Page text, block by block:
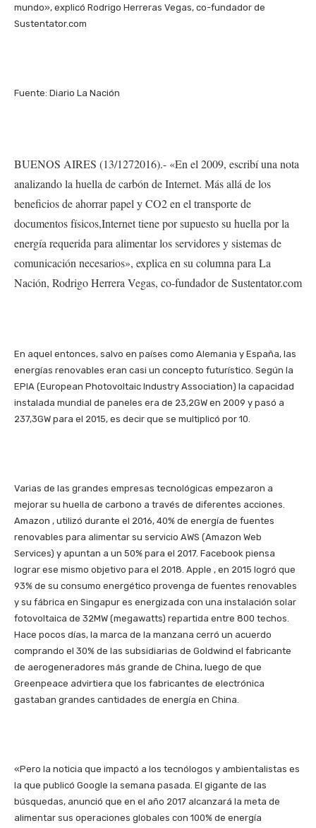
mundo», explicó Rodrigo Herreras Vegas, co-fundador de
Sustentator.com
Fuente: Diario La Nación
BUENOS AIRES (13/1272016).- «En el 2009, escribí una nota
analizando la huella de carbón de Internet. Más allá de los
beneficios de ahorrar papel y CO2 en el transporte de
documentos físicos,Internet tiene por supuesto su huella por la
energía requerida para alimentar los servidores y sistemas de
comunicación necesarios», explica en su columna para La
Nación, Rodrigo Herrera Vegas, co-fundador de Sustentator.com
En aquel entonces, salvo en países como Alemania y España, las
energías renovables eran casi un concepto futurístico. Según la
EPIA (European Photovoltaic Industry Association) la capacidad
instalada mundial de paneles era de 23,2GW en 2009 y pasó a
237,3GW para el 2015, es decir que se multiplicó por 10.
Varias de las grandes empresas tecnológicas empezaron a
mejorar su huella de carbono a través de diferentes acciones.
Amazon , utilizó durante el 2016, 40% de energía de fuentes
renovables para alimentar su servicio AWS (Amazon Web
Services) y apuntan a un 50% para el 2017. Facebook piensa
lograr ese mismo objetivo para el 2018. Apple , en 2015 logró que
93% de su consumo energético provenga de fuentes renovables
y su fábrica en Singapur es energizada con una instalación solar
fotovoltaica de 32MW (megawatts) repartida entre 800 techos.
Hace pocos días, la marca de la manzana cerró un acuerdo
comprando el 30% de las subsidiarias de Goldwind el fabricante
de aerogeneradores más grande de China, luego de que
Greenpeace advirtiera que los fabricantes de electrónica
gastaban grandes cantidades de energía en China.
«Pero la noticia que impactó a los tecnólogos y ambientalistas es
la que publicó Google la semana pasada. El gigante de las
búsquedas, anunció que en el año 2017 alcanzará la meta de
alimentar sus operaciones globales con 100% de energía